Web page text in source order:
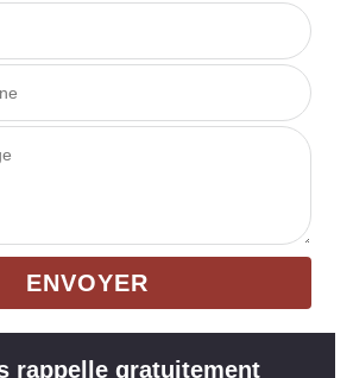
rappelle gratuitement